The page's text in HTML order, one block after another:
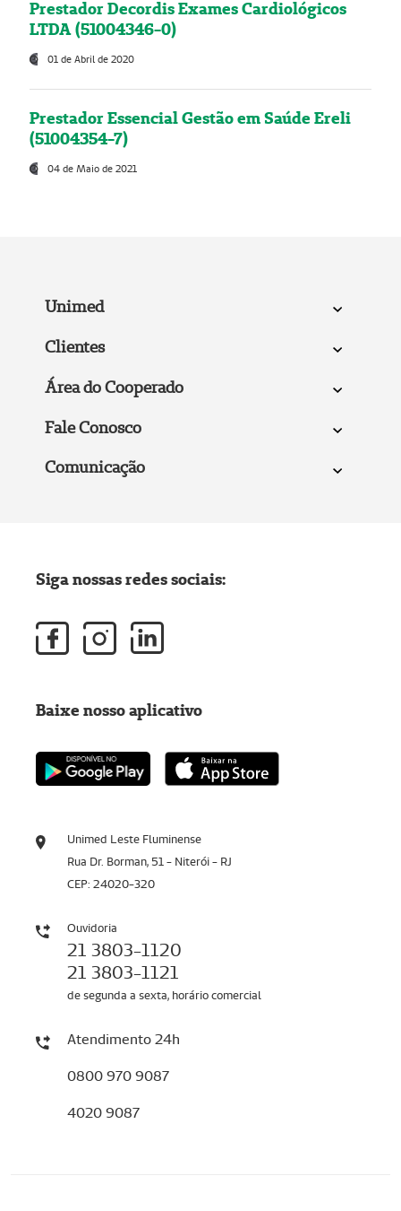
Prestador Decordis Exames Cardiológicos
LTDA (51004346-0)
01 de Abril de 2020
Prestador Essencial Gestão em Saúde Ereli
(51004354-7)
04 de Maio de 2021
Unimed
Clientes
Área do Cooperado
Fale Conosco
Comunicação
Unimed Leste Fluminense
Rua Dr. Borman, 51 - Niterói - RJ
CEP: 24020-320
Ouvidoria
21 3803-1120
21 3803-1121
de segunda a sexta, horário comercial
Atendimento 24h
0800 970 9087
4020 9087
Siga nossas redes sociais:
Baixe nosso aplicativo